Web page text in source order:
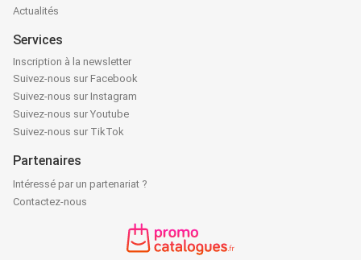
Actualités
Services
Inscription à la newsletter
Suivez-nous sur Facebook
Suivez-nous sur Instagram
Suivez-nous sur Youtube
Suivez-nous sur TikTok
Partenaires
Intéressé par un partenariat ?
Contactez-nous